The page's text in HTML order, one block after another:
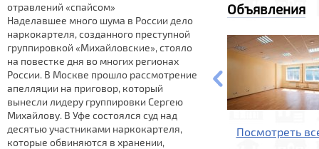
отравлений «спайсом»
Наделавшее много шума в России дело
наркокартеля, созданного преступной
группировкой «Михайловские», стояло
на повестке дня во многих регионах
России. В Москве прошло рассмотрение
апелляции на приговор, который
вынесли лидеру группировки Сергею
Михайлову. В Уфе состоялся суд над
десятью участниками наркокартеля,
которые обвиняются в хранении,
Объявления
Посмотреть